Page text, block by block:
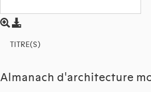
TITRE(S)
Almanach d'architecture